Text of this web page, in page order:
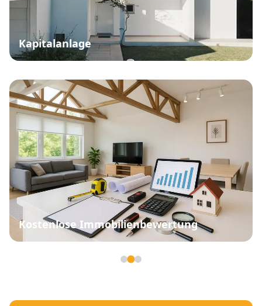
Kapitalanlage
Kostenlose Immobilienbewertung